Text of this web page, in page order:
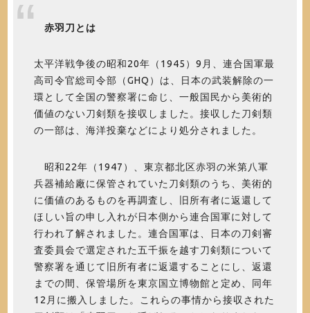
赤羽刀とは
太平洋戦争後の昭和20年（1945）9月、連合国軍最
高司令官総司令部（GHQ）は、日本の武装解除の一
環として全国の警察署に命じ、一般国民から美術的
価値のない刀剣類を接収しました。接収した刀剣類
の一部は、海洋投棄などにより処分されました。
昭和22年（1947）、東京都北区赤羽の米第八軍
兵器補給廠に保管されていた刀剣類のうち、美術的
に価値のあるものを再調査し、旧所有者に返還して
ほしい旨の申し入れが日本側から連合国軍に対して
行われ了解されました。連合国軍は、日本の刀剣審
査委員会で選定された五千振を越す刀剣類について
警察署を通じて旧所有者に返還することにし、返還
までの間、保管場所を東京国立博物館と定め、同年
12月に搬入しました。これらの事情から接収された